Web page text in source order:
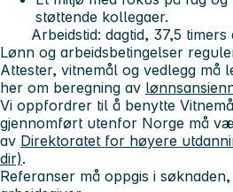
støttende kollegaer.
Arbeidstid: dagtid, 37,5 timers
Lønn og arbeidsbetingelser
Attester, vitnemål og vedlegg må
her om beregning av
Vi oppfordrer til å benytte
gjennomført utenfor Norge må
av Direktoratet for høyere
dir).
Referanser må oppgis i